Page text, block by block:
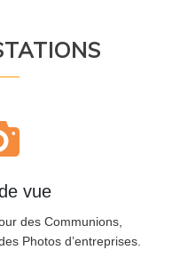
vue
des Communions,
Photos d’entreprises.